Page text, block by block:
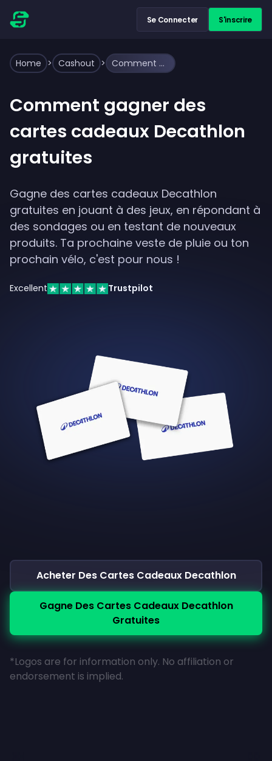
Se Connecter S'inscrire
Home > Cashout > Comment gagner des cartes cadeaux Decathlon gratuites
Comment gagner des
cartes cadeaux Decathlon
gratuites
Gagne des cartes cadeaux Decathlon
gratuites en jouant à des jeux, en répondant à
des sondages ou en testant de nouveaux
produits. Ta prochaine veste de pluie ou ton
prochain vélo, c'est pour nous !
Excellent Trustpilot
Acheter Des Cartes Cadeaux Decathlon
Gagne Des Cartes Cadeaux Decathlon
Gratuites
*Logos are for information only. No affiliation or
endorsement is implied.